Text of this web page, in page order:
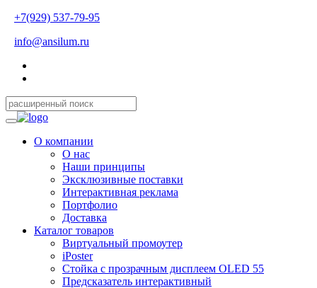
+7(929) 537-79-95
info@ansilum.ru
О компании
О нас
Наши принципы
Эксклюзивные поставки
Интерактивная реклама
Портфолио
Доставка
Каталог товаров
Виртуальный промоутер
iPoster
Стойка с прозрачным дисплеем OLED 55
Предсказатель интерактивный